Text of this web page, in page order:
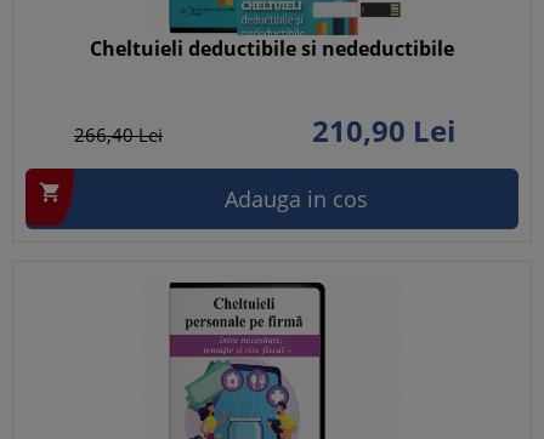
Cheltuieli deductibile si nedeductibile
266,40Lei 210,90 Lei
 Adauga in cos